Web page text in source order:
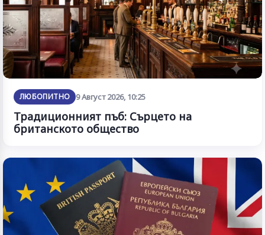
ЛЮБОПИТНО 9 Август 2026, 10:25
Традиционният пъб: Сърцето на
британското общество